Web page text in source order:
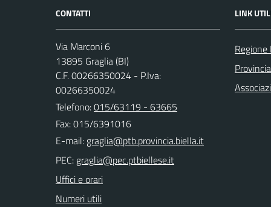
CONTATTI
Via Marconi 6
13895 Graglia (BI)
C.F. 00266350024 - P.Iva:
00266350024
Telefono:015/63119 - 63665
Fax: 015/6391016
E-mail:
PEC:
Uffici e orari
Numeri utili
LINK